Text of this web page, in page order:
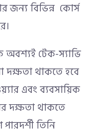
জন্য বিভিন্ন কোর্স
অবশ্যই টেক-স্যাভি
দক্ষতা থাকতে হবে
এবং ব্যবসায়িক
দক্ষতা থাকতে
তিনি